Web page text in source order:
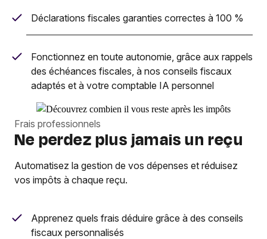
Déclarations fiscales garanties correctes à 100 %
Fonctionnez en toute autonomie, grâce aux rappels
des échéances fiscales, à nos conseils fiscaux
adaptés et à votre comptable IA personnel
Frais professionnels
Ne perdez plus jamais un reçu
Automatisez la gestion de vos dépenses et réduisez
vos impôts à chaque reçu.
Apprenez quels frais déduire grâce à des conseils
fiscaux personnalisés